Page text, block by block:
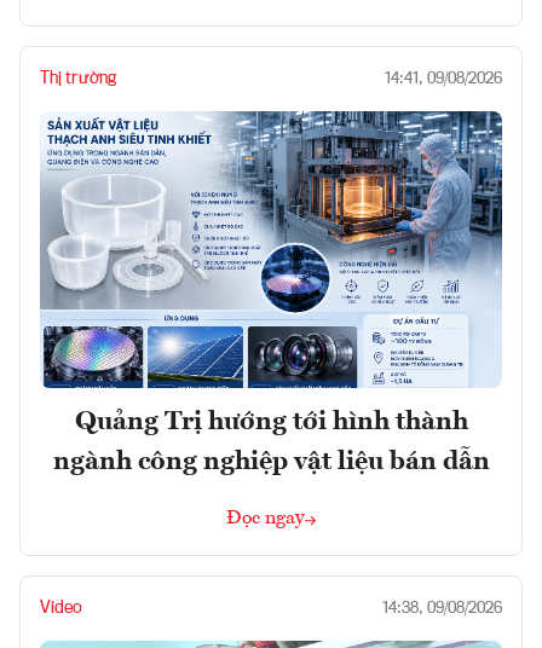
Thị trường 14:41, 09/08/2026
Quảng Trị hướng tới hình thành
ngành công nghiệp vật liệu bán dẫn
Đọc ngay
Video 14:38, 09/08/2026